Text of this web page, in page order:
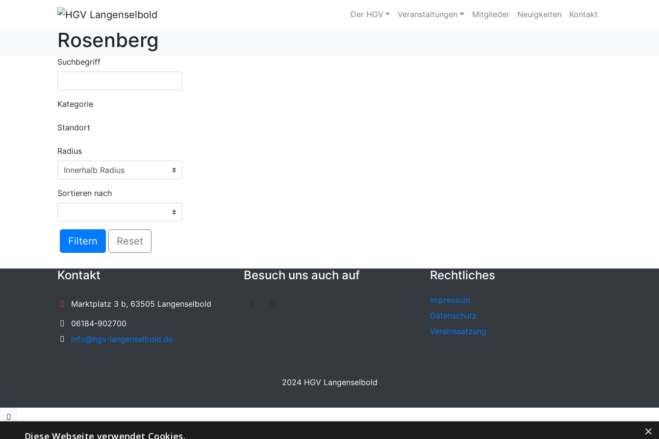
Der HGV Veranstaltungen Mitglieder Neuigkeiten Kontakt
Rosenberg
Suchbegriff
Kategorie
Standort
Radius
Sortieren nach
Filtern Reset
Rechtliches
Impressum
Datenschutz
Vereinssatzung
Kontakt
Marktplatz 3 b, 63505 Langenselbold
06184-902700
info@hgv-langenselbold.de
Besuch uns auch auf
2024 HGV Langenselbold
×
Diese Webseite verwendet Cookies.